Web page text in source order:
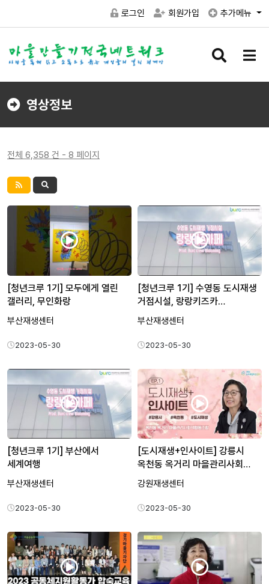
로그인 회원가입 추가메뉴
검
버
메
버
영상정보
전체 6,358 건 - 8 페이지
[청년크루 1기] 모두에게 열린
갤러리, 무인화랑
부산재생센터
2023-05-30
[청년크루 1기] 수영동 도시재생
거점시설, 랑랑키즈카…
부산재생센터
2023-05-30
[청년크루 1기] 부산에서
세계여행
부산재생센터
2023-05-30
[도시재생+인사이트] 강릉시
옥천동 옥거리 마을관리사회…
강원재생센터
2023-05-30